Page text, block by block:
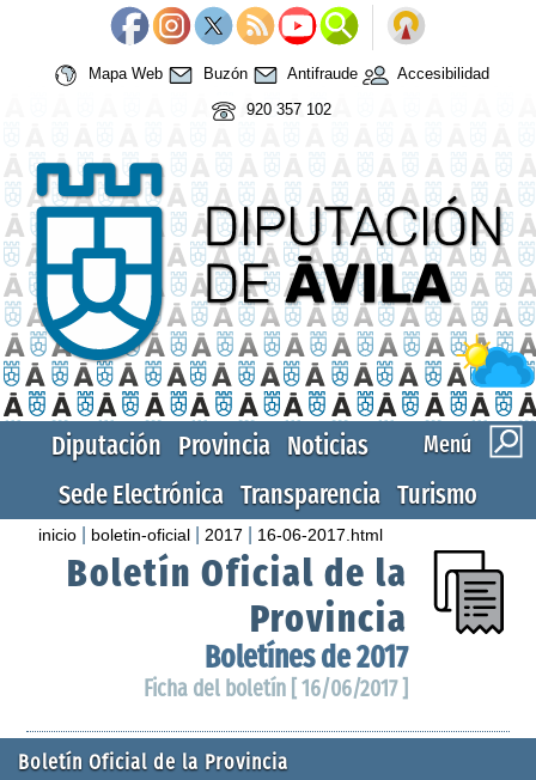
Mapa Web Buzón Antifraude
Accesibilidad
920 357 102
Menú
Diputación Provincia Noticias
Sede Electrónica Transparencia Turismo
inicio boletin-oficial 2017 16-06-2017.html
Boletín Oficial de la
Provincia
Boletínes de 2017
Ficha del boletín [ 16/06/2017 ]
Boletín Oficial de la Provincia